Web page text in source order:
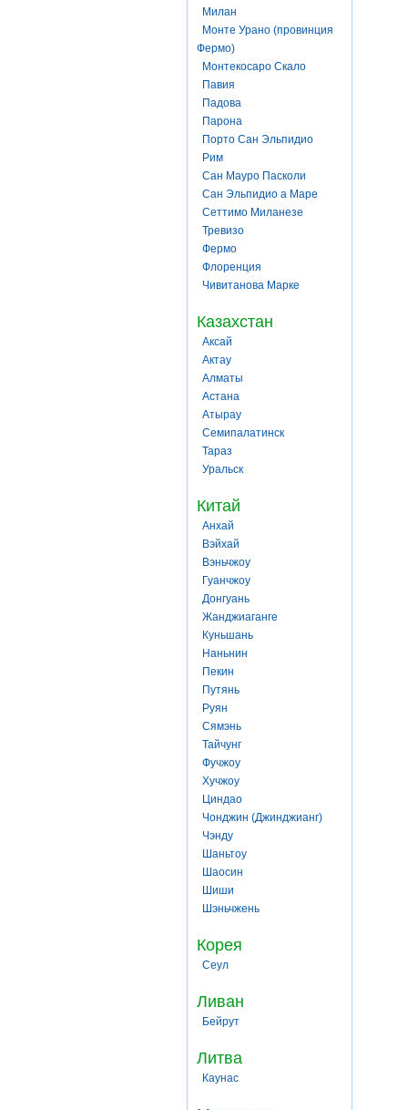
Милан
Монте Урано (провинция
Фермо)
Монтекосаро Скало
Павия
Падова
Парона
Порто Сан Эльпидио
Рим
Сан Мауро Пасколи
Сан Эльпидио а Маре
Сеттимо Миланезе
Тревизо
Фермо
Флоренция
Чивитанова Марке
Казахстан
Аксай
Актау
Алматы
Астана
Атырау
Семипалатинск
Тараз
Уральск
Китай
Анхай
Вэйхай
Вэньчжоу
Гуанчжоу
Донгуань
Жанджиаганге
Куньшань
Наньнин
Пекин
Путянь
Руян
Сямэнь
Тайчунг
Фучжоу
Хучжоу
Циндао
Чонджин (Джинджианг)
Чэнду
Шаньтоу
Шаосин
Шиши
Шэньчжень
Корея
Сеул
Ливан
Бейрут
Литва
Каунас